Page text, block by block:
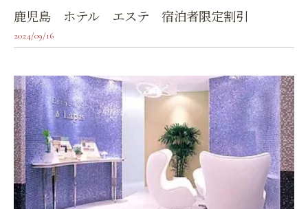
鹿児島 ホテル エステ 宿泊者限定割引
2024/09/16